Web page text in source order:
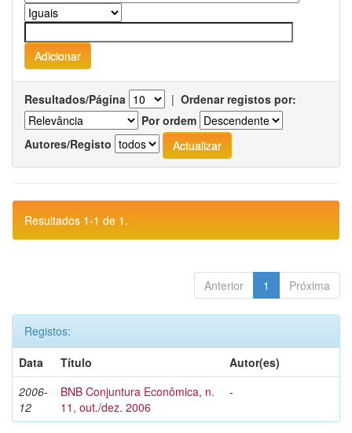
Resultados/Página | Ordenar registos por:
Por ordem
Autores/Registo
Resultados 1-1 de 1.
Anterior 1 Próxima
Registos:
Data
Título
Autor(es)
2006-
12
BNB Conjuntura Econômica, n.
11, out./dez. 2006
-